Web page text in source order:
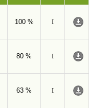
100 %
I
80 %
I
63 %
I